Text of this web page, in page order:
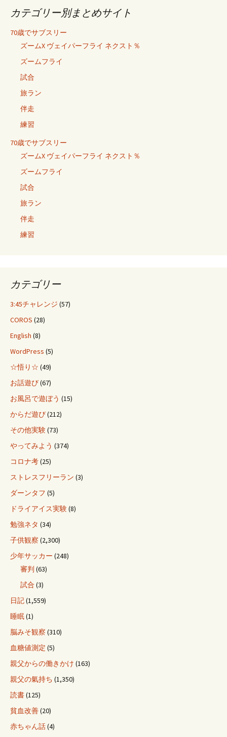
カテゴリー別まとめサイト
70歳でサブスリー
ズームX ヴェイパーフライ ネクスト％
ズームフライ
試合
旅ラン
伴走
練習
70歳でサブスリー
ズームX ヴェイパーフライ ネクスト％
ズームフライ
試合
旅ラン
伴走
練習
カテゴリー
3:45チャレンジ (57)
COROS (28)
English (8)
WordPress (5)
☆悟り☆ (49)
お話遊び(67)
お風呂で遊ぼう (15)
からだ遊び(212)
その他実験(73)
やってみよう (374)
コロナ考(25)
ストレスフリーラン (3)
ダーンタフ (5)
ドライアイス実験(8)
勉強ネタ (34)
子供観察 (2,300)
少年サッカー (248)
審判 (63)
試合 (3)
日記(1,559)
睡眠(1)
脳みそ観察 (310)
血糖値測定 (5)
親父からの働きかけ (163)
親父の氣持ち (1,350)
読書(125)
貧血改善(20)
赤ちゃん話(4)